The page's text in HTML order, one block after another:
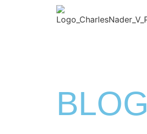
BLOG